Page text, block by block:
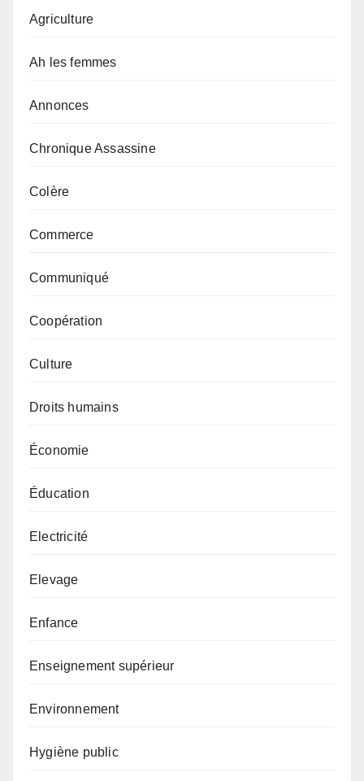
Agriculture
Ah les femmes
Annonces
Chronique Assassine
Colère
Commerce
Communiqué
Coopération
Culture
Droits humains
Économie
Éducation
Electricité
Elevage
Enfance
Enseignement supérieur
Environnement
Hygiène public